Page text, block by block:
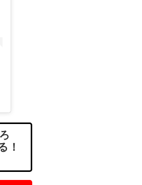
！